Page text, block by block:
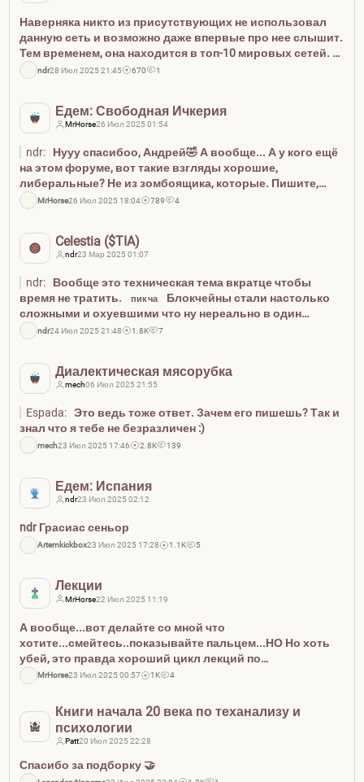
Наверняка никто из присутствующих не использовал
данную сеть и возможно даже впервые про нее слышит.
Тем временем, она находится в топ-10 мировых сетей.
спойлер
Чем же там люди занимаются? Delphi Digital
ndr28 Июл 2025 21:45 670 1
Едем: Свободная Ичкерия
MrHorse26 Июл 2025 01:54
ndr:
Нууу спасибоо, Андрей🤣 А вообще... А у кого ещё
на этом форуме, вот такие взгляды хорошие,
либеральные? Не из зомбоящика, которые. Пишите,
хочу видеть друзей в лицо. Вы пишите не стесняйтесь.
MrHorse26 Июл 2025 18:04 789 4
Celestia ($TIA)
ndr23 Мар 2025 01:07
ndr:
Вообще это техническая тема вкратце чтобы
время не тратить.
пикча
Блокчейны стали настолько
сложными и охуевшими что ну нереально в один
запихнуть все. Например биткоин и эфир 1.0 это
ndr24 Июл 2025 21:48 1.8K 7
Диалектическая мясорубка
mech06 Июл 2025 21:55
Espada: Это ведь тоже ответ. Зачем его пишешь? Так и
знал что я тебе не безразличен :)
mech23 Июл 2025 17:46 2.8K 139
Едем: Испания
ndr23 Июл 2025 02:12
ndr Грасиас сеньор
Artemkickbox23 Июл 2025 17:28 1.1K 5
Лекции
MrHorse22 Июл 2025 11:19
А вообще...вот делайте со мной что
хотите...смейтесь..показывайте пальцем...НО Но хоть
убей, это правда хороший цикл лекций по
политической философии. Александр Дугин —
тип который... - - - В эти три тиреш...
MrHorse23 Июл 2025 00:57 1K 4
Книги начала 20 века по теханализу и
психологии
Patt20 Июл 2025 22:28
Спасибо за подборку 🤝